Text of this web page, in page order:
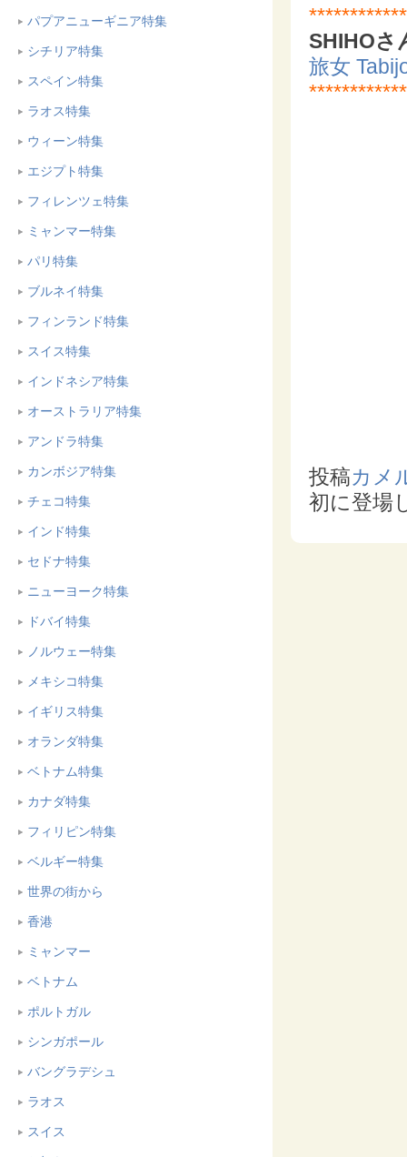
パプアニューギニア特集
シチリア特集
スペイン特集
ラオス特集
ウィーン特集
エジプト特集
フィレンツェ特集
ミャンマー特集
パリ特集
ブルネイ特集
フィンランド特集
スイス特集
インドネシア特集
オーストラリア特集
アンドラ特集
カンボジア特集
チェコ特集
インド特集
セドナ特集
ニューヨーク特集
ドバイ特集
ノルウェー特集
メキシコ特集
イギリス特集
オランダ特集
ベトナム特集
カナダ特集
フィリピン特集
ベルギー特集
世界の街から
香港
ミャンマー
ベトナム
ポルトガル
シンガポール
バングラデシュ
ラオス
スイス
SHIHOさ
旅女
投稿カメ
初に登場